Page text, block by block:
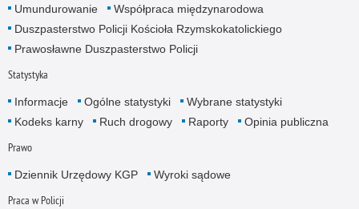
Umundurowanie
Współpraca międzynarodowa
Duszpasterstwo Policji Kościoła Rzymskokatolickiego
Prawosławne Duszpasterstwo Policji
Statystyka
Informacje Ogólne statystyki
Wybrane statystyki
Kodeks karny
Ruch drogowy Raporty Opinia publiczna
Prawo
Dziennik Urzędowy KGP Wyroki sądowe
Praca w Policji